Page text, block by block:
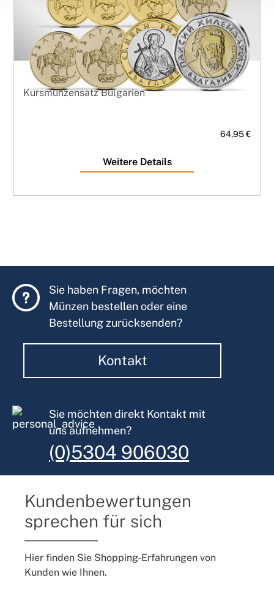
Kursmünzensatz Bulgarien
64,95 €
Weitere Details
Sie haben Fragen, möchten
Münzen bestellen oder eine
Bestellung zurücksenden?
Kontakt
Sie möchten direkt Kontakt mit
uns aufnehmen?
(0)5304 906030
Kundenbewertungen
sprechen für sich
Hier finden Sie Shopping-Erfahrungen von
Kunden wie Ihnen.